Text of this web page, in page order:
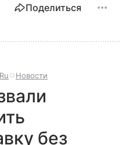
Поделиться
Новости
без